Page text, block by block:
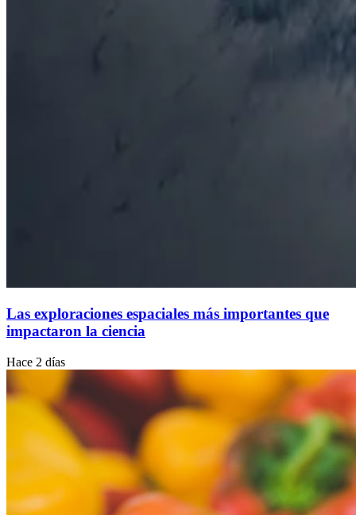
Las exploraciones espaciales más importantes que
impactaron la ciencia
Hace 2 días